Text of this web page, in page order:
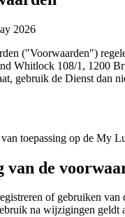
2026
("Voorwaarden")
Whitlock 108/1, 1200
gebruik de Dienst dan
toepassing op de My
van de
of gebruiken
na wijzigingen geldt